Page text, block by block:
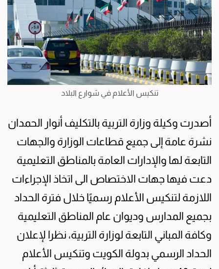
تنكيس الأعلام في شوارع البلاد
أصدرت ‏وكيلة وزارة التربية بالتكليف أنوار الحمدان
نشرة عامة إلى جميع قطاعات الوزارة والجهات
التابعة لها والإدارات العامة بالمناطق التعليمية
‏دعت فيها جهات الاختصاص الى اتخاذ الإجراءات
اللازمة لتنكيس الأعلام رسميًا خلال فترة الحداد
بجميع المدارس وديوان عام المناطق التعليمية
وكافة المباني التابعة لوزارة التربية، نظرا لإعلان
الحداد الرسمي بدولة الكويت وتنكيس الأعلام